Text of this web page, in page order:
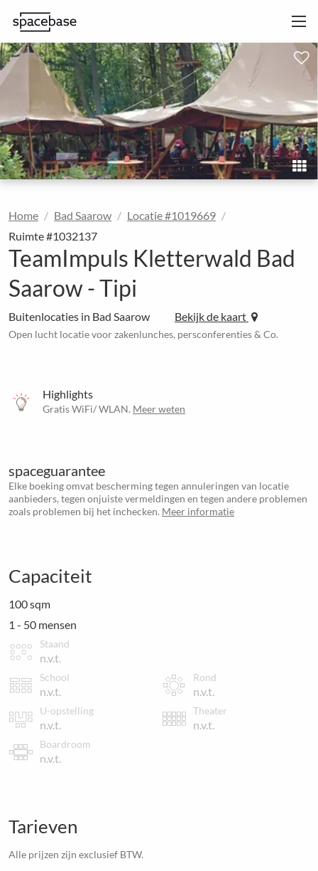
Home Bad Saarow
Locatie #1019669
Ruimte #1032137
TeamImpuls Kletterwald Bad
Saarow - Tipi
Buitenlocaties in Bad Saarow Bekijk de kaart
Open lucht locatie voor zakenlunches, persconferenties & Co.
Highlights
Gratis WiFi/ WLAN. Meer weten
spaceguarantee
Elke boeking omvat bescherming tegen annuleringen van locatie
aanbieders, tegen onjuiste vermeldingen en tegen andere problemen
zoals problemen bij het inchecken. Meer informatie
Capaciteit
100 sqm
1 - 50 mensen
Staand
n.v.t.
School
n.v.t.
Rond
n.v.t.
U-opstelling
n.v.t.
Theater
n.v.t.
Boardroom
n.v.t.
Tarieven
Alle prijzen zijn exclusief BTW.